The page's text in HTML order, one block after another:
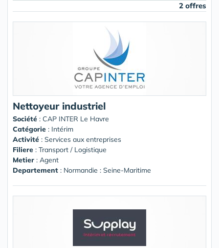
2 offres
Nettoyeur industriel
Société : CAP INTER Le Havre
Catégorie : Intérim
Activité : Services aux entreprises
Filiere : Transport / Logistique
Metier : Agent
Departement : Normandie : Seine-Maritime